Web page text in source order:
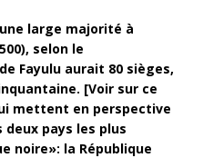
large majorité à
selon le
Fayulu aurait 80 sièges,
[Voir sur ce
mettent en perspective
deux pays les plus
noire»: la République